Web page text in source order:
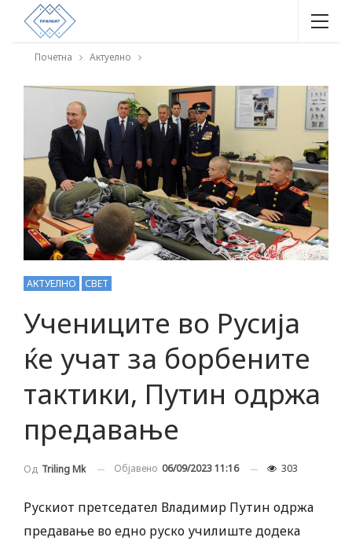
Почетна Актуелно
АКТУЕЛНО СВЕТ
Учениците во Русија
ќе учат за борбените
тактики, Путин одржа
предавање
Од Triling Mk Објавено 06/09/2023 11:16 303
Рускиот претседател Владимир Путин одржа
предавање во едно руско училиште додека